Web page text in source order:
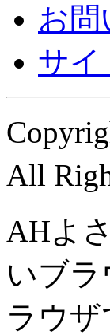
お問
サイ
All
AHよ
いブ
ラウザ